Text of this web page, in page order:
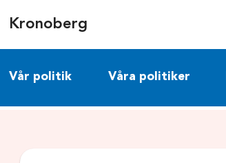
Kronoberg
Vår politik Våra politiker